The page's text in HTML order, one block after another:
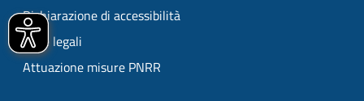
Dichiarazione di accessibilità
Note legali
Attuazione misure PNRR